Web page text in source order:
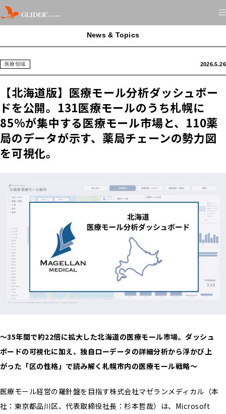
News & Topics
医療領域 2026.5.26
【北海道版】医療モール分析ダッシュボー
ドを公開。131医療モールのうち札幌に
85%が集中する医療モール市場と、110薬
局のデータが示す、薬局チェーンの勢力図
を可視化。
〜35年間で約22倍に拡大した北海道の医療モール市場。ダッシュ
ボードの可視化に加え、独自ローデータの詳細分析から浮かび上
がった「区の性格」で読み解く札幌市内の医療モール戦略〜
医療モール経営の羅針盤を目指す株式会社マゼランメディカル（本
社：東京都品川区、代表取締役社長：杉本哲哉）は、Microsoft